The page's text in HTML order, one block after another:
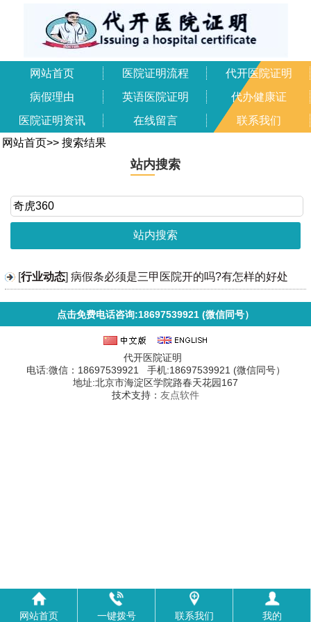
网站首页 医院证明流程
代开医院证明
病假理由
英语医院证明
代办健康证
医院证明资讯
在线留言
联系我们
网站首页>> 搜索结果
站内搜索
[行业动态]病假条必须是三甲医院开的吗?有怎样的好处
点击免费电话咨询:18697539921 (微信同号）
代开医院证明
电话:微信：18697539921 手机:18697539921 (微信同号）
地址:北京市海淀区学院路春天花园167
技术支持： 友点软件
网站首页 一键拨号 联系我们 我的